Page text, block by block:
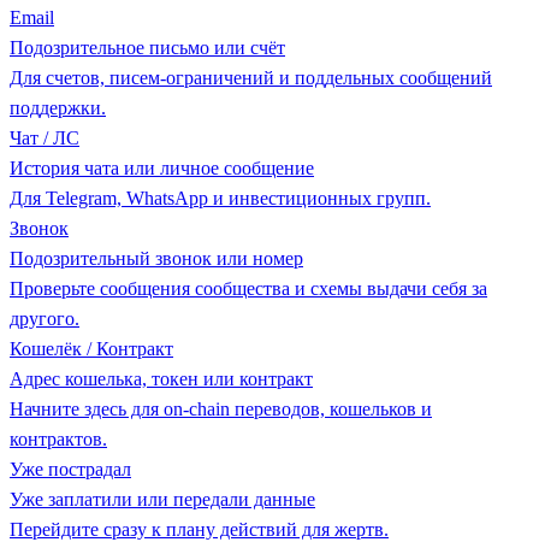
Email
Подозрительное письмо или счёт
Для счетов, писем-ограничений и поддельных сообщений
поддержки.
Чат / ЛС
История чата или личное сообщение
Для Telegram, WhatsApp и инвестиционных групп.
Звонок
Подозрительный звонок или номер
Проверьте сообщения сообщества и схемы выдачи себя за
другого.
Кошелёк / Контракт
Адрес кошелька, токен или контракт
Начните здесь для on-chain переводов, кошельков и
контрактов.
Уже пострадал
Уже заплатили или передали данные
Перейдите сразу к плану действий для жертв.